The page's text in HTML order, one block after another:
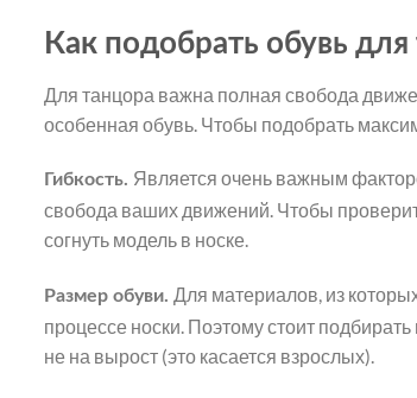
Как подобрать обувь для
Для танцора важна полная свобода
особенная обувь. Чтобы подобрать
Гибкость. Является очень важным
свобода ваших движений. Чтобы
согнуть модель в носке.
Размер обуви. Для материалов, из
процессе носки. Поэтому стоит
не на вырост (это касается взрослых).